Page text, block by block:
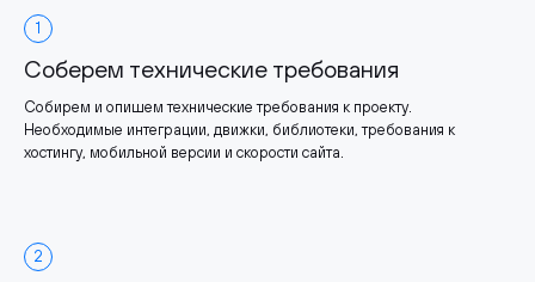
1
Соберем технические требования
Собирем и опишем технические требования к проекту.
Необходимые интеграции, движки, библиотеки, требования к
хостингу, мобильной версии и скорости сайта.
2